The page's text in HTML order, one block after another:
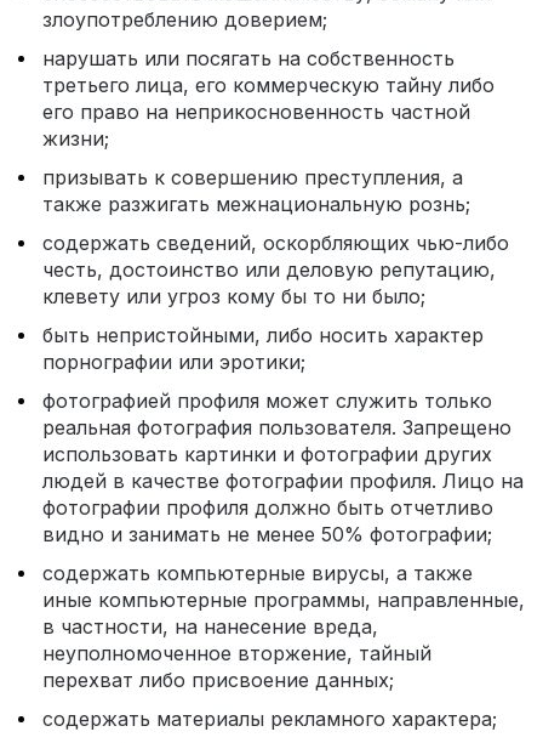
злоупотреблению доверием;
нарушать или посягать на собственность
третьего лица, его коммерческую тайну либо
его право на неприкосновенность частной
жизни;
призывать к совершению преступления, а
также разжигать межнациональную рознь;
содержать сведений, оскорбляющих чью-либо
честь, достоинство или деловую репутацию,
клевету или угроз кому бы то ни было;
быть непристойными, либо носить характер
порнографии или эротики;
фотографией профиля может служить только
реальная фотография пользователя. Запрещено
использовать картинки и фотографии других
людей в качестве фотографии профиля. Лицо на
фотографии профиля должно быть отчетливо
видно и занимать не менее 50% фотографии;
содержать компьютерные вирусы, а также
иные компьютерные программы, направленные,
в частности, на нанесение вреда,
неуполномоченное вторжение, тайный
перехват либо присвоение данных;
содержать материалы рекламного характера;